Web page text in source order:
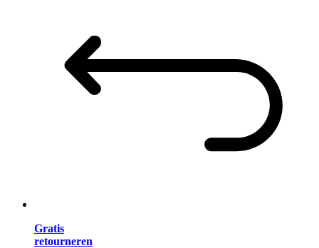
Gratis
retourneren